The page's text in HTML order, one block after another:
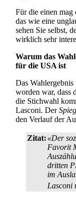
Für die einen mag
das wie eine
sehen Sie selbst,
wirklich sehr
Warum das
für die USA ist
Das
worden war, dass
die Stichwahl
Lasconi. Der
den Verlauf der
Zitat: «Der
Favorit
dritten
im
Lasconi